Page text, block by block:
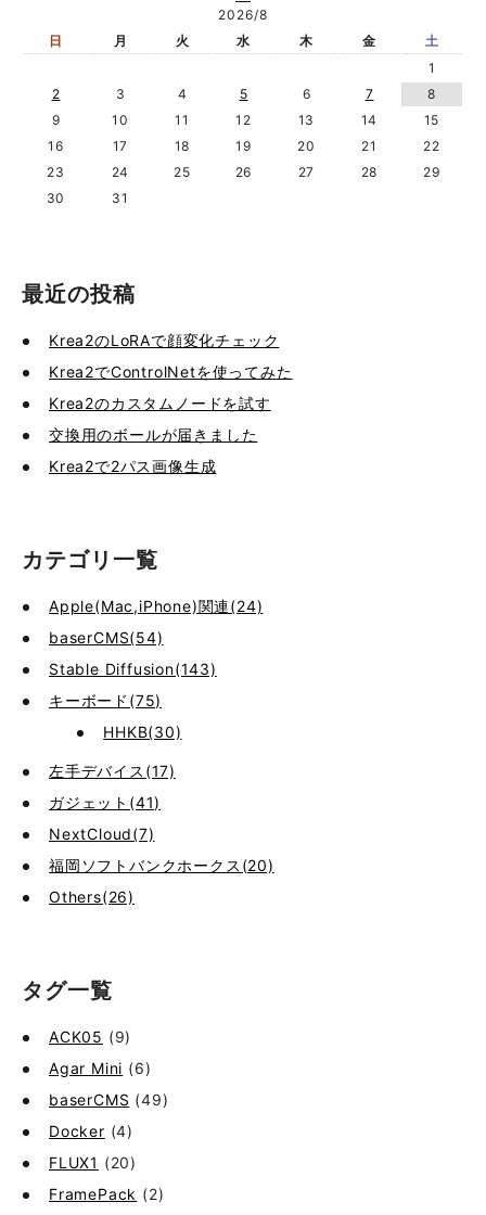
2026/8
日
月 火 水 木 金
土
1
2
3 4 5 6 7
8
9
10 11 12 13 14
15
16
17 18 19 20 21
22
23
24 25 26 27 28
29
30
31
最近の投稿
Krea2のLoRAで顔変化チェック
Krea2でControlNetを使ってみた
Krea2のカスタムノードを試す
交換用のボールが届きました
Krea2で2パス画像生成
カテゴリ一覧
Apple(Mac,iPhone)関連(24)
baserCMS(54)
Stable Diffusion(143)
キーボード(75)
HHKB(30)
左手デバイス(17)
ガジェット(41)
NextCloud(7)
福岡ソフトバンクホークス(20)
Others(26)
タグ一覧
ACK05 (9)
Agar Mini (6)
baserCMS (49)
Docker (4)
FLUX1 (20)
FramePack (2)